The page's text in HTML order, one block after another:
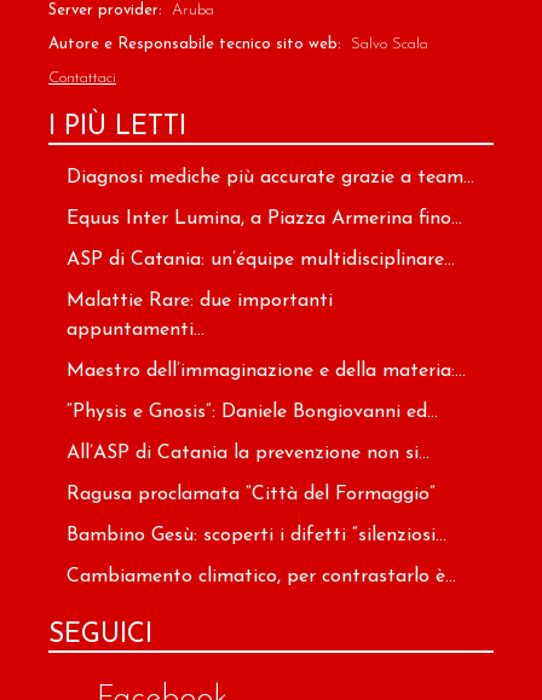
Server provider: Aruba
Autore e Responsabile tecnico sito web: Salvo Scala
Contattaci
I PIÙ LETTI
Diagnosi mediche più accurate grazie a team...
Equus Inter Lumina, a Piazza Armerina fino...
ASP di Catania: un’équipe multidisciplinare...
Malattie Rare: due importanti
appuntamenti...
Maestro dell’immaginazione e della materia:...
“Physis e Gnosis”: Daniele Bongiovanni ed...
All’ASP di Catania la prevenzione non si...
Ragusa proclamata “Città del Formaggio”
Bambino Gesù: scoperti i difetti “silenziosi...
Cambiamento climatico, per contrastarlo è...
SEGUICI